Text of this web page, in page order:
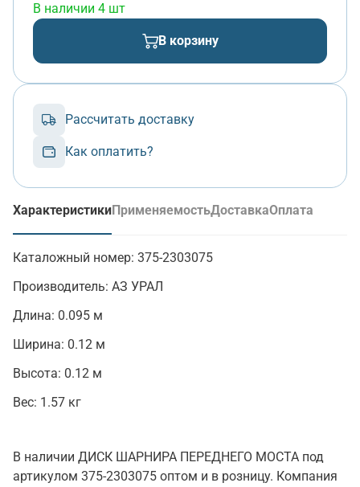
В наличии 4 шт
В корзину
Рассчитать доставку
Как оплатить?
Характеристики
(активная вкладка)
ПрименяемостьДоставкаОплата
Каталожный номер: 375-2303075
Производитель: АЗ УРАЛ
Длина: 0.095 м
Ширина: 0.12 м
Высота: 0.12 м
Вес: 1.57 кг
В наличии ДИСК ШАРНИРА ПЕРЕДНЕГО МОСТА под
артикулом 375-2303075 оптом и в розницу. Компания